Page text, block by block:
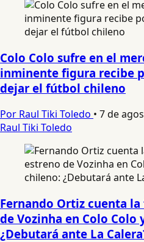
Colo Colo sufre en el
inminente figura recibe
dejar el fútbol chileno
Por Raul Tiki Toledo • 7 de
Raul Tiki Toledo
Fernando Ortiz cuenta
de Vozinha en Colo
¿Debutará ante La